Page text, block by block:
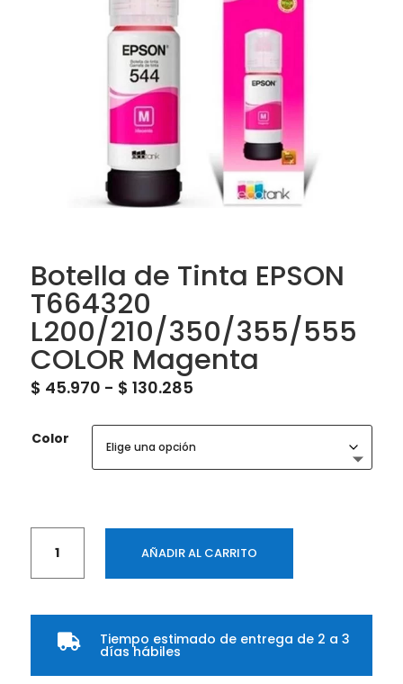
Botella de Tinta EPSON
T664320
L200/210/350/355/555
COLOR Magenta
$ 45.970 - $ 130.285Rango
precios:
desde
$ 45.970
Color
Tinta
T664320
L200/210/350/355/555
AÑADIR AL CARRITO
 Tiempo estimado de entrega de 2 a 3
días hábiles